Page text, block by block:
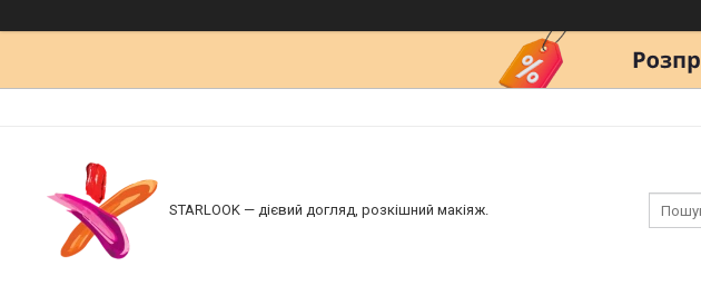
STARLOOK — дієвий догляд, розкішний макіяж.